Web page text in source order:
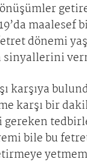
maalesef
dönemi
sinyallerini
karşıya
karşı bir
bile bu